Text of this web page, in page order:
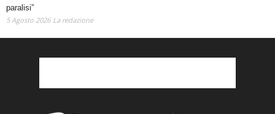
paralisi”
5 Agosto 2026 La redazione